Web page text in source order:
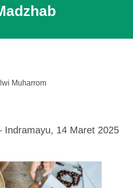
Muharrom
Indramayu, 14 Maret 2025